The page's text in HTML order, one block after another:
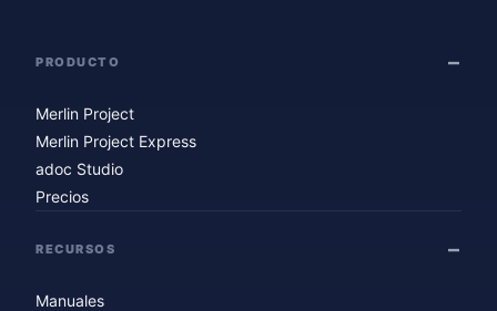
PRODUCTO
Merlin Project
Merlin Project Express
adoc Studio
Precios
RECURSOS
Manuales